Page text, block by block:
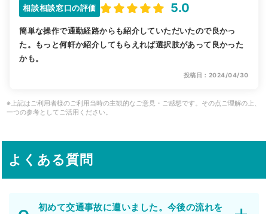
相談相談窓口の評価 5.0
簡単な操作で通勤経路からも紹介していただいたので良かっ
た。もっと何軒か紹介してもらえれば選択肢があって良かった
かも。
投稿日：2024/04/30
※上記はご利用者様のご利用当時の主観的なご意見・ご感想です。その点ご理解の上、
一つの参考としてご活用ください。
よくある質問
初めて交通事故に遭いました。今後の流れを